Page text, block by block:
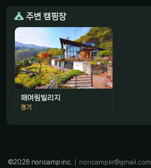
주변 캠핑장
해여림빌리지
경기
©2026noricamp inc. noricamp.kr@gmail.com